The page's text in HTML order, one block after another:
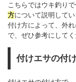
こちらではウキ釣りで
方について説明してい
付け方によって、外
で、ぜひ参考にしてく
付けエサの付